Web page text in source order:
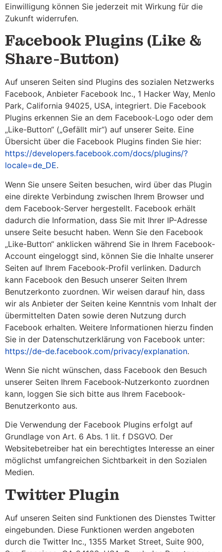
Einwilligung können Sie jederzeit mit Wirkung für die
Zukunft widerrufen.
Facebook Plugins (Like &
Share-Button)
Auf unseren Seiten sind Plugins des sozialen Netzwerks
Facebook, Anbieter Facebook Inc., 1 Hacker Way, Menlo
Park, California 94025, USA, integriert. Die Facebook
Plugins erkennen Sie an dem Facebook-Logo oder dem
„Like-Button“ („Gefällt mir“) auf unserer Seite. Eine
Übersicht über die Facebook Plugins finden Sie hier:
https://developers.facebook.com/docs/plugins/?
locale=de_DE.
Wenn Sie unsere Seiten besuchen, wird über das Plugin
eine direkte Verbindung zwischen Ihrem Browser und
dem Facebook-Server hergestellt. Facebook erhält
dadurch die Information, dass Sie mit Ihrer IP-Adresse
unsere Seite besucht haben. Wenn Sie den Facebook
„Like-Button“ anklicken während Sie in Ihrem Facebook-
Account eingeloggt sind, können Sie die Inhalte unserer
Seiten auf Ihrem Facebook-Profil verlinken. Dadurch
kann Facebook den Besuch unserer Seiten Ihrem
Benutzerkonto zuordnen. Wir weisen darauf hin, dass
wir als Anbieter der Seiten keine Kenntnis vom Inhalt der
übermittelten Daten sowie deren Nutzung durch
Facebook erhalten. Weitere Informationen hierzu finden
Sie in der Datenschutzerklärung von Facebook unter:
https://de-de.facebook.com/privacy/explanation.
Wenn Sie nicht wünschen, dass Facebook den Besuch
unserer Seiten Ihrem Facebook-Nutzerkonto zuordnen
kann, loggen Sie sich bitte aus Ihrem Facebook-
Benutzerkonto aus.
Die Verwendung der Facebook Plugins erfolgt auf
Grundlage von Art. 6 Abs. 1 lit. f DSGVO. Der
Websitebetreiber hat ein berechtigtes Interesse an einer
möglichst umfangreichen Sichtbarkeit in den Sozialen
Medien.
Twitter Plugin
Auf unseren Seiten sind Funktionen des Dienstes Twitter
eingebunden. Diese Funktionen werden angeboten
durch die Twitter Inc., 1355 Market Street, Suite 900,